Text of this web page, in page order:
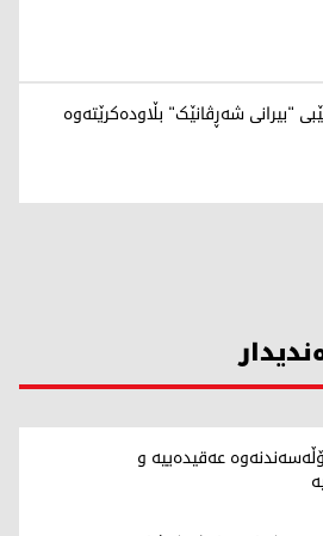
"بیرانی شەڕڤانێک" بڵاودەکرێتەوە
عەقیدەییە و